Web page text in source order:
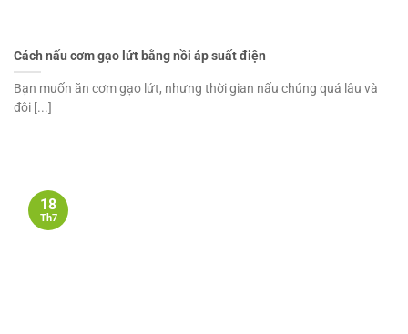
Cách nấu cơm gạo lứt bằng nồi áp suất điện
Bạn muốn ăn cơm gạo lứt, nhưng thời gian nấu chúng quá lâu và
đôi [...]
18
Th7